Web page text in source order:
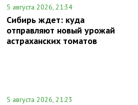
5 августа 2026, 21:34
Сибирь ждет: куда
отправляют новый урожай
астраханских томатов
5 августа 2026, 21:23